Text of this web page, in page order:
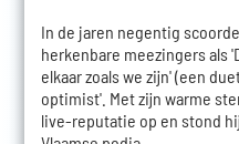
In de jaren negentig
herkenbare meezingers als
elkaar zoals we zijn' (een
optimist'. Met zijn warme
live-reputatie op en stond